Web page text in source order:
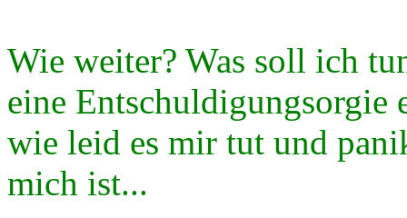
Wie weiter? Was soll ich
eine Entschuldigungsorgie
wie leid es mir tut und
mich ist...